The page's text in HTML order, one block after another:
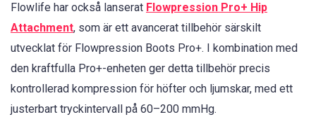
Flowlife har också lanserat Flowpression Pro+ Hip
Attachment, som är ett avancerat tillbehör särskilt
utvecklat för Flowpression Boots Pro+. I kombination med
den kraftfulla Pro+-enheten ger detta tillbehör precis
kontrollerad kompression för höfter och ljumskar, med ett
justerbart tryckintervall på 60–200 mmHg.